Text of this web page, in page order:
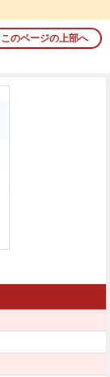
のページの上部へ